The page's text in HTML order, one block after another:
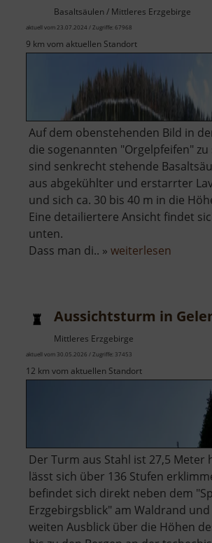
Basaltsäulen / Mittleres Erzgebirge
aktuell vom 23.07.2024 / Zugriffe: 67968
9 km vom aktuellen Standort
Auf dem obenstehenden Bild in
die sogenannten "Orgelpfeifen" zu
sind senkrecht stehende
aus abgekühlter und erstarrter
und sich ca. 30 bis 40 m in die
Eine detailiertere Ansicht findet
unten.
Dass man di.. » weiterlesen
Aussichtsturm in
Mittleres Erzgebirge
aktuell vom 30.05.2026 / Zugriffe: 37453
12 km vom aktuellen Standort
Der Turm aus Stahl ist 27,5 Meter
lässt sich über 136 Stufen
befindet sich direkt neben dem
Erzgebirgsblick" am Waldrand
weiten Ausblick über die Höhen